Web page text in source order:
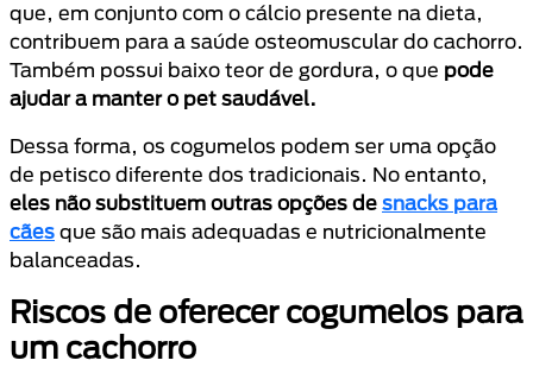
que, em conjunto com o cálcio presente na dieta,
contribuem para a saúde osteomuscular do cachorro.
Também possui baixo teor de gordura, o que pode
ajudar a manter o pet saudável.
Dessa forma, os cogumelos podem ser uma opção
de petisco diferente dos tradicionais. No entanto,
eles não substituem outras opções de snacks para
cães que são mais adequadas e nutricionalmente
balanceadas.
Riscos de oferecer cogumelos para
um cachorro